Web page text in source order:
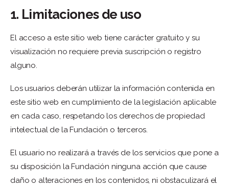
1. Limitaciones de uso
El acceso a este sitio web tiene carácter gratuito y su
visualización no requiere previa suscripción o registro
alguno.
Los usuarios deberán utilizar la información contenida en
este sitio web en cumplimiento de la legislación aplicable
en cada caso, respetando los derechos de propiedad
intelectual de la Fundación o terceros.
El usuario no realizará a través de los servicios que pone a
su disposición la Fundación ninguna acción que cause
daño o alteraciones en los contenidos, ni obstaculizará el